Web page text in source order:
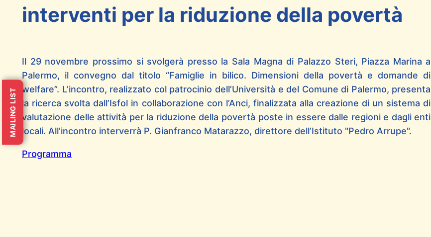
interventi per la riduzione della povertà
Il 29 novembre prossimo si svolgerà presso la Sala Magna di Palazzo Steri, Piazza Marina a
Palermo, il convegno dal titolo “Famiglie in bilico. Dimensioni della povertà e domande di
welfare”. L’incontro, realizzato col patrocinio dell’Università e del Comune di Palermo, presenta
la ricerca svolta dall’Isfol in collaborazione con l’Anci, finalizzata alla creazione di un sistema di
valutazione delle attività per la riduzione della povertà poste in essere dalle regioni e dagli enti
locali. All’incontro interverrà P. Gianfranco Matarazzo, direttore dell’Istituto "Pedro Arrupe".
Programma
MAILING LIST